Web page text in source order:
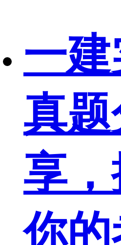
一
真
享
你